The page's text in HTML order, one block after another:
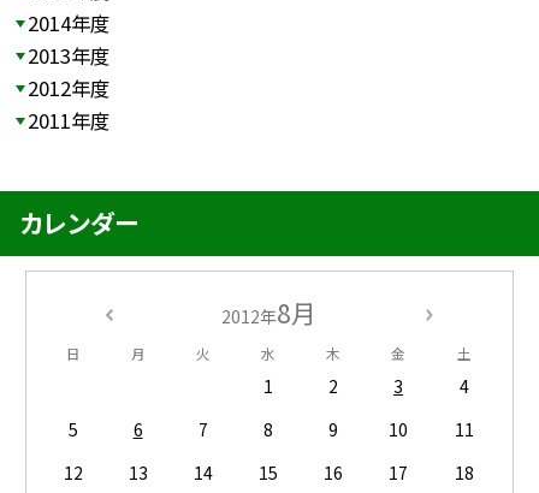
2014年度
2013年度
2012年度
2011年度
カレンダー
2012年8月
日 月 火 水 木 金 土
1 2 3
4
5
6 7 8 9 10
11
12
13 14 15 16 17
18